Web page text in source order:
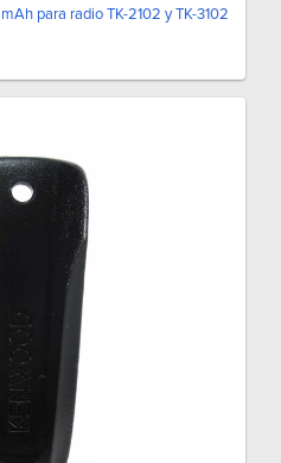
para radio TK-2102 y TK-3102